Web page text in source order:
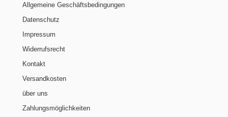
Allgemeine Geschäftsbedingungen
Datenschutz
Impressum
Widerrufsrecht
Kontakt
Versandkosten
über uns
Zahlungsmöglichkeiten